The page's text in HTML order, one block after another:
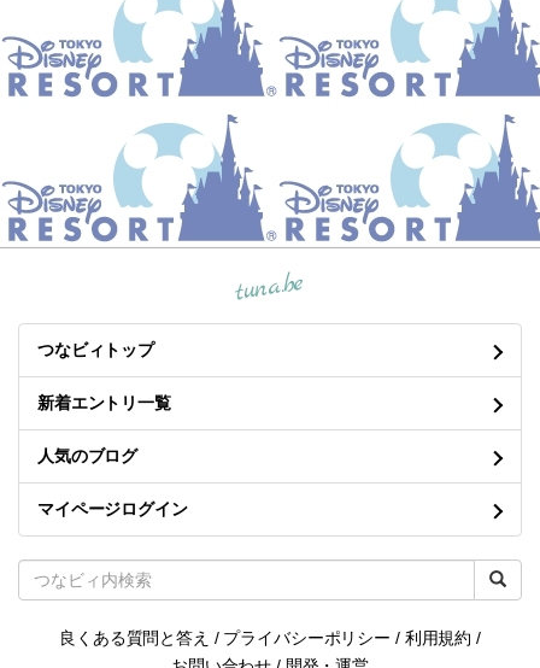
tuna.be
つなビィトップ
新着エントリ一覧
人気のブログ
マイページログイン
良くある質問と答え / プライバシーポリシー / 利用規約 /